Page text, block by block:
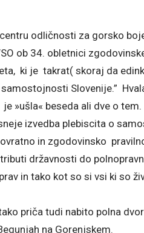
odličnosti za gorsko
ob 34. obletnici
ki je takrat( skoraj da
Slovenije.”
»ušla« beseda ali dve o
izvedba plebiscita o
in zgodovinsko
državnosti do
in tako kot so si vsi ki so
priča tudi nabito polna
na Gorenjskem.